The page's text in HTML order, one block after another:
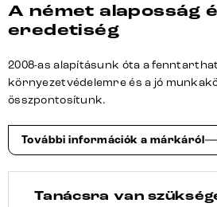
A német alaposság
eredetiség
2008-as alapításunk óta a
környezetvédelemre és a jó
összpontosítunk.
További információk a márkáról
Tanácsra van